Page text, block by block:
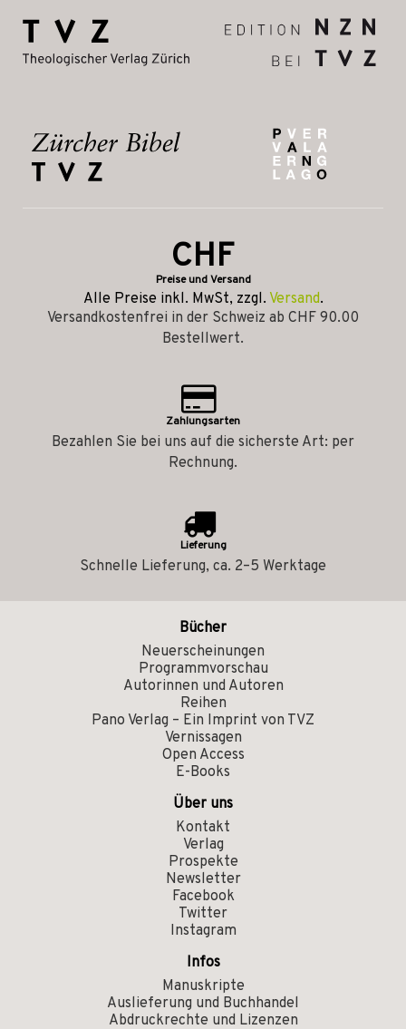
CHF
Preise und Versand
Alle Preise inkl. MwSt, zzgl. Versand.
Versandkostenfrei in der Schweiz ab CHF 90.00
Bestellwert.
Zahlungsarten
Bezahlen Sie bei uns auf die sicherste Art: per
Rechnung.
Lieferung
Schnelle Lieferung, ca. 2–5 Werktage
Bücher
Neuerscheinungen
Programmvorschau
Autorinnen und Autoren
Reihen
Pano Verlag – Ein Imprint von TVZ
Vernissagen
Open Access
E-Books
Über uns
Kontakt
Verlag
Prospekte
Newsletter
Facebook
Twitter
Instagram
Infos
Manuskripte
Auslieferung und Buchhandel
Abdruckrechte und Lizenzen